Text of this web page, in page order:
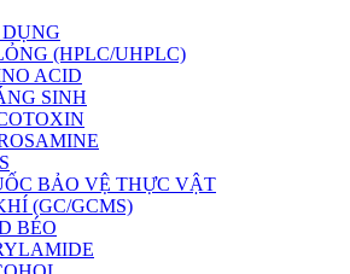
(HPLC/UHPLC)
ACID
SINH
BẢO VỆ THỰC VẬT
(GC/GCMS)
BÉO